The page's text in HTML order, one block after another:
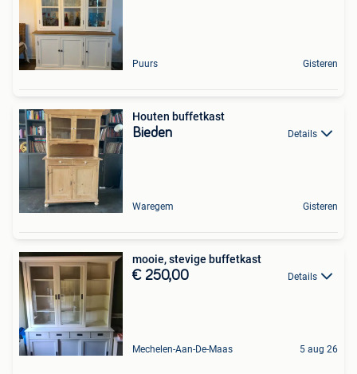
Puurs Gisteren
Houten buffetkast
Bieden Details
Waregem Gisteren
mooie, stevige buffetkast
€ 250,00 Details
Mechelen-Aan-De-Maas 5 aug 26